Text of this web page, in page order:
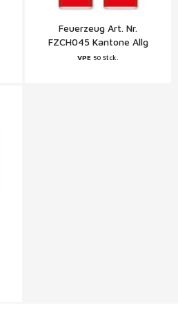
Feuerzeug Art. Nr.
FZCH045 Kantone Allg
Zentral Schweiz
VPE 50 Stck.